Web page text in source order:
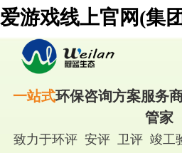
爱游戏线上官网(集
一站式环保咨询方案服务
管家
致力于环评 安评 卫评 竣工